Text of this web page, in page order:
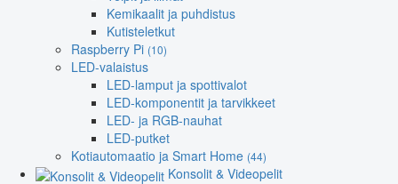
Kemikaalit ja puhdistus
Kutisteletkut
Raspberry Pi (10)
LED-valaistus
LED-lamput ja spottivalot
LED-komponentit ja tarvikkeet
LED- ja RGB-nauhat
LED-putket
Kotiautomaatio ja Smart Home (44)
Konsolit & Videopelit